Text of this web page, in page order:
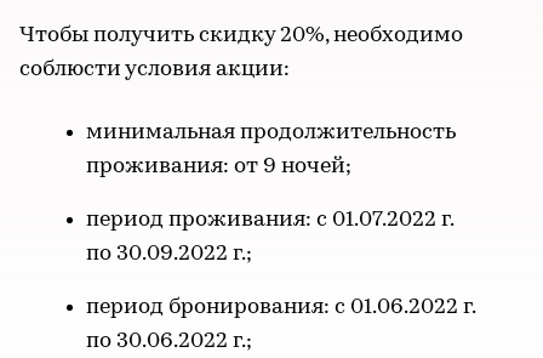
Чтобы получить скидку 20%, необходимо
соблюсти условия акции:
минимальная продолжительность
проживания: от 9 ночей;
период проживания: с 01.07.2022 г.
по 30.09.2022 г.;
период бронирования: с 01.06.2022 г.
по 30.06.2022 г.;